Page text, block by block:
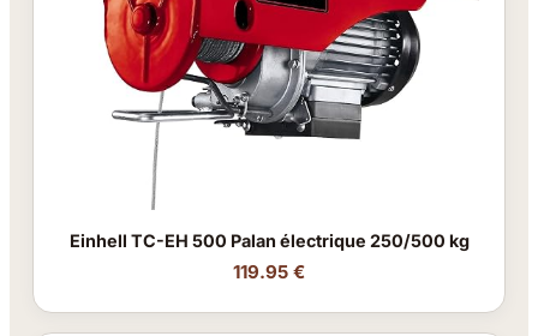
Einhell TC-EH 500 Palan électrique 250/500 kg
119.95 €